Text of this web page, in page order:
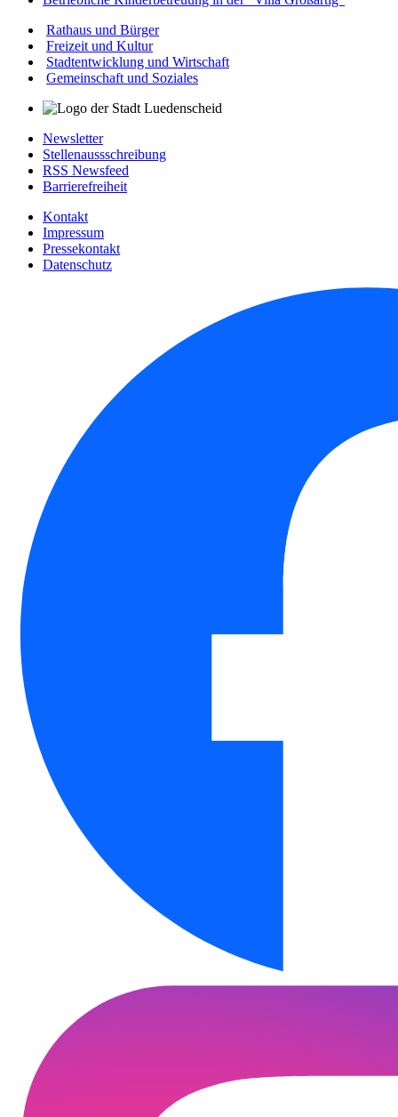
Rathaus und Bürger
Freizeit und Kultur
Stadtentwicklung und Wirtschaft
Gemeinschaft und Soziales
Newsletter
Stellenaussschreibung
RSS Newsfeed
Barrierefreiheit
Kontakt
Impressum
Pressekontakt
Datenschutz